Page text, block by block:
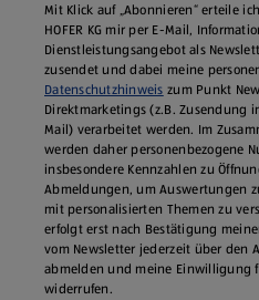
Mit Klick auf „Abonnieren“ erteile
HOFER KG mir per E-Mail,
Dienstleistungsangebot als
zusendet und dabei meine
Datenschutzhinweis zum Punkt
Direktmarketings (z.B. Zusendung
Mail) verarbeitet werden. Im
werden daher personenbezogene
insbesondere Kennzahlen zu
Abmeldungen, um Auswertungen
mit personalisierten Themen zu
erfolgt erst nach Bestätigung
vom Newsletter jederzeit über den
abmelden und meine Einwilligung
widerrufen.